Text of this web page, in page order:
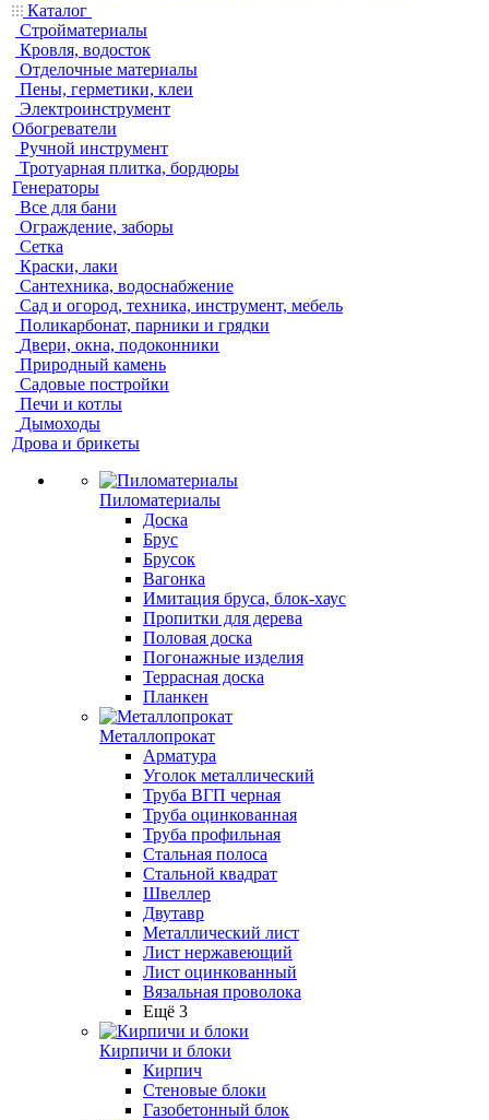
Каталог
Стройматериалы
Кровля, водосток
Отделочные материалы
Пены, герметики, клеи
Электроинструмент
Обогреватели
Ручной инструмент
Тротуарная плитка, бордюры
Генераторы
Все для бани
Ограждение, заборы
Сетка
Краски, лаки
Сантехника, водоснабжение
Сад и огород, техника, инструмент, мебель
Поликарбонат, парники и грядки
Двери, окна, подоконники
Природный камень
Садовые постройки
Печи и котлы
Дымоходы
Дрова и брикеты
Пиломатериалы
Доска
Брус
Брусок
Вагонка
Имитация бруса, блок-хаус
Пропитки для дерева
Половая доска
Погонажные изделия
Террасная доска
Планкен
Металлопрокат
Арматура
Уголок металлический
Труба ВГП черная
Труба оцинкованная
Труба профильная
Стальная полоса
Стальной квадрат
Швеллер
Двутавр
Металлический лист
Лист нержавеющий
Лист оцинкованный
Вязальная проволока
Ещё 3
Кирпичи и блоки
Кирпич
Стеновые блоки
Газобетонный блок